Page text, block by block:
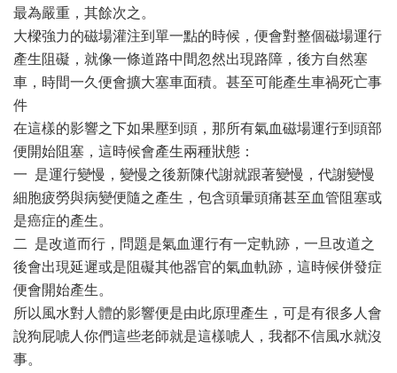
最為嚴重，其餘次之。
大樑強力的磁場灌注到單一點的時候，便會對整個磁場運行
產生阻礙，就像一條道路中間忽然出現路障，後方自然塞
車，時間一久便會擴大塞車面積。甚至可能產生車禍死亡事
件
在這樣的影響之下如果壓到頭，那所有氣血磁場運行到頭部
便開始阻塞，這時候會產生兩種狀態：
一 是運行變慢，變慢之後新陳代謝就跟著變慢，代謝變慢
細胞疲勞與病變便隨之產生，包含頭暈頭痛甚至血管阻塞或
是癌症的產生。
二 是改道而行，問題是氣血運行有一定軌跡，一旦改道之
後會出現延遲或是阻礙其他器官的氣血軌跡，這時候併發症
便會開始產生。
所以風水對人體的影響便是由此原理產生，可是有很多人會
說狗屁唬人你們這些老師就是這樣唬人，我都不信風水就沒
事。